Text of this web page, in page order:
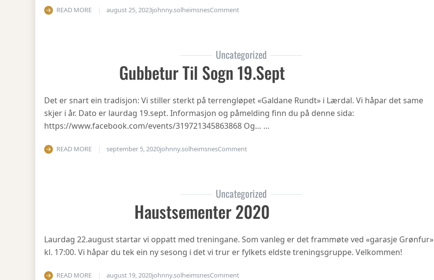
READ MORE august 25, 2023johnny.solheimsnesCommenton Oppstart haustsemesteret 2023
Uncategorized
Gubbetur Til Sogn 19.sept
Det er snart ein tradisjon: Vi stiller sterkt på terrengløpet «Galdane Rundt» i Lærdal. Vi håpar det same
skjer i år. Dato er laurdag 19.sept. Informasjon og påmelding finn du på denne sida:
https://www.facebook.com/events/319721345863868 Og… …
READ MORE september 5, 2020johnny.solheimsnesCommenton Gubbetur til Sogn 19.sept
Uncategorized
Haustsementer 2020
Laurdag 22.august startar vi oppatt med treningane. Som vanleg er det frammøte ved «garasje Grønfur»
kl. 17:00. Vi håpar du tek ein ny sesong i det vi trur er fylkets eldste treningsgruppe. Velkommen!
READ MORE august 19, 2020johnny.solheimsnesCommenton Haustsementer 2020